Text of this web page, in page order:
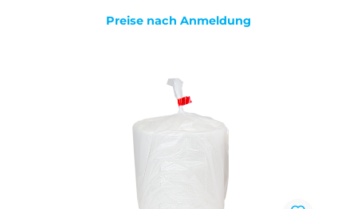
gesamten Haushalt einsetzbar.DosierungBiologisch
abbaubar und 100% verrottbar nach EMPA-Test.
Preise nach Anmeldung